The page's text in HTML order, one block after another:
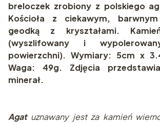
breloczek zrobiony z polskiego
Kościoła z ciekawym,
geodką z kryształami.
(wyszlifowany i
powierzchni). Wymiary: 5cm x
Waga: 49g. Zdjęcia
minerał.
Agatuznawany jest za kamień